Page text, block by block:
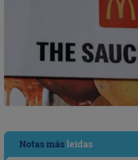
Notas másleídas